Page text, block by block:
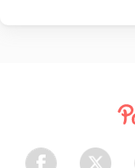
Facebook Twitter